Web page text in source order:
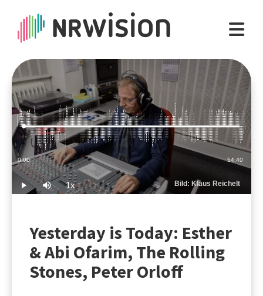
Play Mute 1xPlayback
Rate
Bild: Klaus Reichelt
Current
Time
0:00 Duration
54:40
Loaded:
0.30%
Yesterday is Today: Esther
& Abi Ofarim, The Rolling
Stones, Peter Orloff